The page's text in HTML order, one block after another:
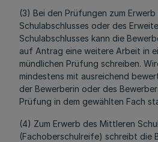
(3) Bei den Prüfungen zum Erwerb
Schulabschlusses oder des
Schulabschlusses kann die
auf Antrag eine weitere Arbeit in
mündlichen Prüfung schreiben.
mindestens mit ausreichend
der Bewerberin oder des
Prüfung in dem gewählten Fach
(4) Zum Erwerb des Mittleren
(Fachoberschulreife) schreibt die